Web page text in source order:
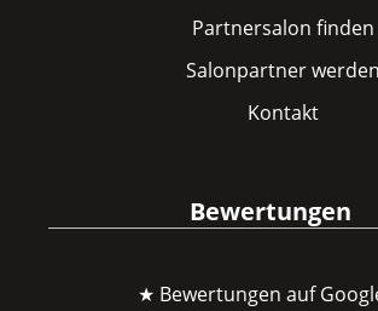
Partnersalon finden
Salonpartner werden
Kontakt
Bewertungen
★ Bewertungen auf